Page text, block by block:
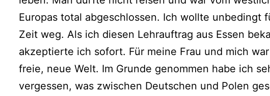
Europas total abgeschlossen. Ich wollte unbedingt
Zeit weg. Als ich diesen Lehrauftrag aus Essen
akzeptierte ich sofort. Für meine Frau und mich
freie, neue Welt. Im Grunde genommen habe ich
vergessen, was zwischen Deutschen und Polen